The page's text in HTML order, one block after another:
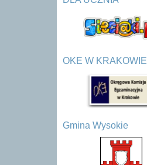
OKE W KRAKOWIE
Gmina Wysokie